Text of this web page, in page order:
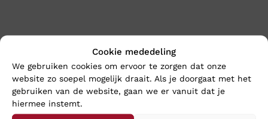
Cookie mededeling
We gebruiken cookies om ervoor te zorgen dat onze
website zo soepel mogelijk draait. Als je doorgaat met het
gebruiken van de website, gaan we er vanuit dat je
hiermee instemt.